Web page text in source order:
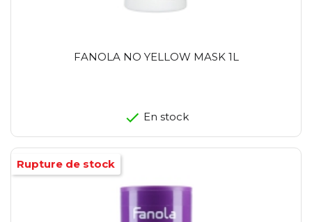
FANOLA NO YELLOW MASK 1L
En stock
Rupture de stock